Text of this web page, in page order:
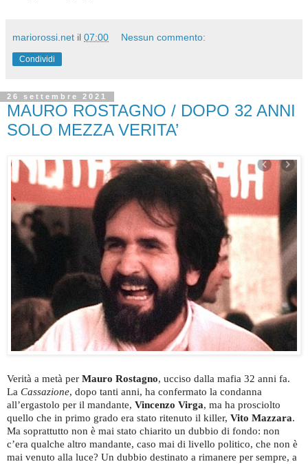
mariorossi.net il 07:00 Nessun commento:
Condividi
26 settembre 2021
MAURO ROSTAGNO / DOPO 32 ANNI
SOLO MEZZA VERITA’
Verità a metà per Mauro Rostagno, ucciso dalla mafia 32 anni fa.
La Cassazione, dopo tanti anni, ha confermato la condanna
all’ergastolo per il mandante, Vincenzo Virga, ma ha prosciolto
quello che in primo grado era stato ritenuto il killer, Vito Mazzara.
Ma soprattutto non è mai stato chiarito un dubbio di fondo: non
c’era qualche altro mandante, caso mai di livello politico, che non è
mai venuto alla luce? Un dubbio destinato a rimanere per sempre, a